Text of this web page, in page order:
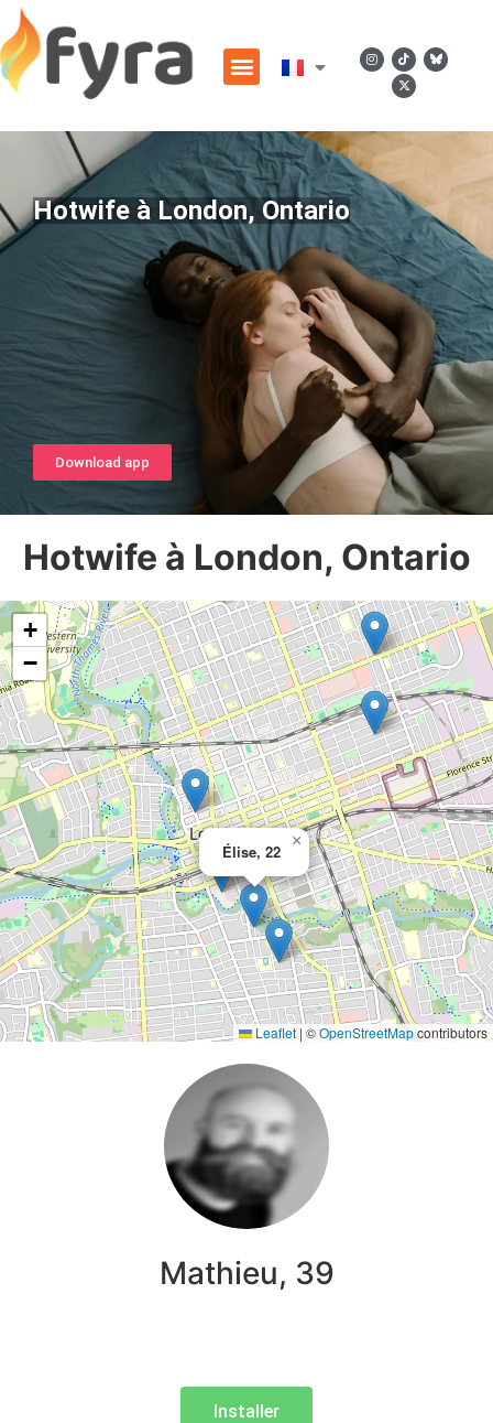
Hotwife à London, Ontario
Download app
Hotwife à London, Ontario
Élise, 22
×
+
−
Leaflet | ©OpenStreetMapcontributors
Mathieu, 39
Installer